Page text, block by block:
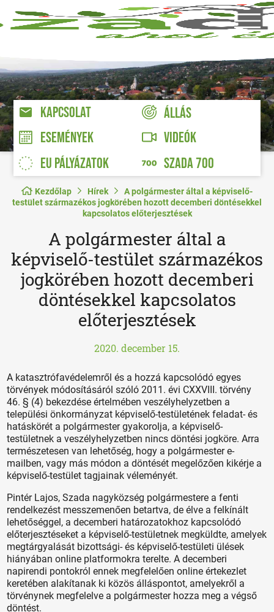
KAPCSOLAT
ÁLLÁS
ESEMÉNYEK
VIDEÓK
EU PÁLYÁZATOK
SZADA 700
Kezdőlap Hírek
A polgármester által a képviselő-
testület származékos jogkörében hozott decemberi döntésekkel
kapcsolatos előterjesztések
A polgármester által a
képviselő-testület származékos
jogkörében hozott decemberi
döntésekkel kapcsolatos
előterjesztések
2020. december 15.
A katasztrófavédelemről és a hozzá kapcsolódó egyes
törvények módosításáról szóló 2011. évi CXXVIII. törvény
46. § (4) bekezdése értelmében veszélyhelyzetben a
települési önkormányzat képviselő-testületének feladat- és
hatáskörét a polgármester gyakorolja, a képviselő-
testületnek a veszélyhelyzetben nincs döntési jogköre. Arra
természetesen van lehetőség, hogy a polgármester e-
mailben, vagy más módon a döntését megelőzően kikérje a
képviselő-testület tagjainak véleményét.
Pintér Lajos, Szada nagyközség polgármestere a fenti
rendelkezést messzemenően betartva, de élve a felkínált
lehetőséggel, a decemberi határozatokhoz kapcsolódó
előterjesztéseket a képviselő-testületnek megküldte, amelyek
megtárgyalását bizottsági- és képviselő-testületi ülések
hiányában online platformokra terelte. A decemberi
napirendi pontokról ennek megfelelően online értekezlet
keretében alakítanak ki közös álláspontot, amelyekről a
törvénynek megfelelve a polgármester hozza meg a végső
döntést.